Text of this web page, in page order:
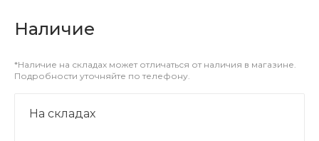
Наличие
*Наличие на складах может отличаться от наличия в магазине.
Подробности уточняйте по телефону.
На складах